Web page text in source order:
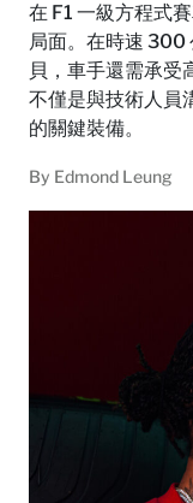
在 F1 一級方程式
局面。在時速 300
貝，車手還需承受
不僅是與技術人員
的關鍵裝備。
By Edmond Leung